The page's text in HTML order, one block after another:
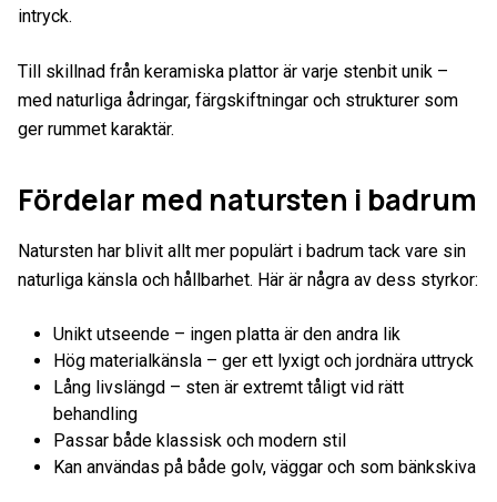
intryck.
Till skillnad från keramiska plattor är varje stenbit unik –
med naturliga ådringar, färgskiftningar och strukturer som
ger rummet karaktär.
Fördelar med natursten i badrum
Natursten har blivit allt mer populärt i badrum tack vare sin
naturliga känsla och hållbarhet. Här är några av dess styrkor:
Unikt utseende – ingen platta är den andra lik
Hög materialkänsla – ger ett lyxigt och jordnära uttryck
Lång livslängd – sten är extremt tåligt vid rätt
behandling
Passar både klassisk och modern stil
Kan användas på både golv, väggar och som bänkskiva